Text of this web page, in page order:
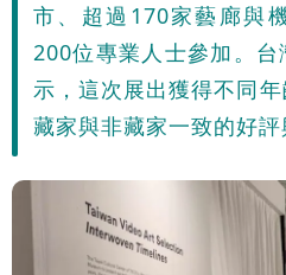
次看
慈濟遭詐10億 他
錯有那麼難嗎？
颱風相當有感！
雨這時才變小
五月天冠佑20歲女
像」 憤怒發聲：
最新風雨預測！
標準
姜厚任女友3碩1
市、超過170家藝廊與
200位專業人士參加。
示，這次展出獲得不同年
藏家與非藏家一致的好評